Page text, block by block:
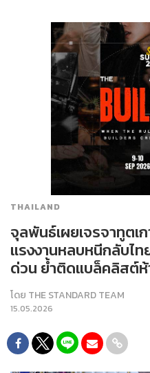
THAILAND
จุลพันธ์เผยเจรจาทูตเ
แรงงานหลบหนีกลับไท
ด่วน ย้ำติดแบล็คลิสต์ห้
โดย THE STANDARD TEAM
15.05.2026